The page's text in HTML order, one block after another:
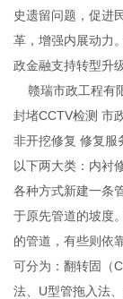
史遗留问题，促进
革，增强内展动力
政金融支持转型升
赣瑞市政工程有
封堵CCTV检测 市
非开挖修复 修复服
以下两大类：内衬
各种方式新建一条
于原先管道的坡度
的管道，有些则依
可分为：翻转固（
法、U型管拖入法